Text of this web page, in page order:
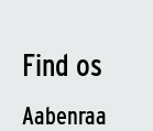
Find os
Aabenraa